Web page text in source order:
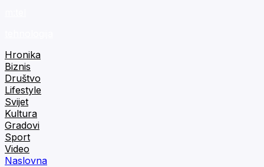
Hronika
Biznis
Društvo
Lifestyle
Svijet
Kultura
Gradovi
Sport
Video
Naslovna